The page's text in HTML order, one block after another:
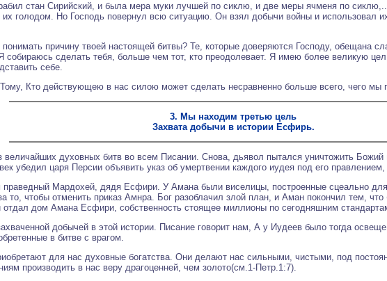
стан Сирийский, и была мера муки лучшей по сиклю, и две меры ячменя по
их голодом. Но Господь повернул всю ситуацию. Он взял добычи войны и использовал
причину твоей настоящей битвы? Те, которые доверяются Господу, обещана
сделать тебя, больше чем тот, кто преодолевает. Я имею более великую
себе.
Тому, Кто действующею в нас силою может сделать несравненно больше всего, чего
3. Мы находим третью цель
Захвата добычи в истории Есфирь.
величайших духовных битв во всем Писании. Снова, дьявол пытался уничтожить Божий
убедил царя Персии объявить указ об умертвении каждого иудея под его
Мардохей, дядя Есфири. У Амана были виселицы, построенные сцеально
то, чтобы отменить приказ Амнра. Бог разоблачил злой план, и Аман покончил тем,
отдал дом Амана Есфири, собственность стоящее миллионы по сегодняшним
добычей в этой истории. Писание говорит нам, А у Иудеев было тогда
в битве с врагом.
для нас духовные богатства. Они делают нас сильными, чистыми, под
производить в нас веру драгоценней, чем золото(см.1-Петр.1:7).